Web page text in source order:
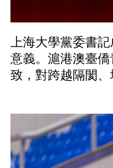
上海大學黨委書
意義。滬港澳臺
致，對跨越隔閡